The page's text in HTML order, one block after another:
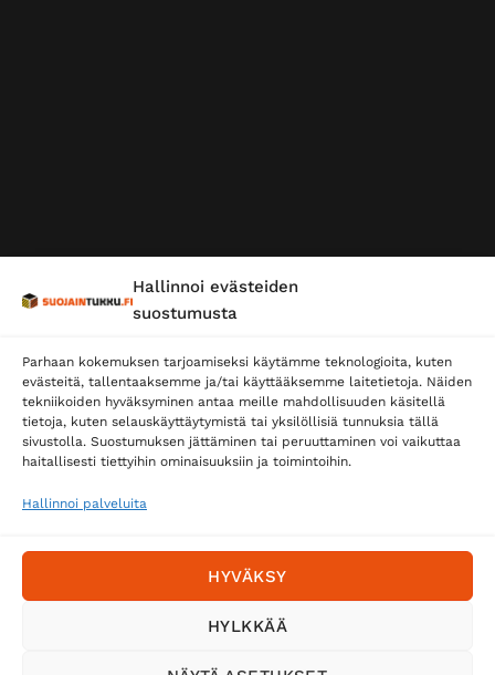
Hallinnoi evästeiden
suostumusta
Parhaan kokemuksen tarjoamiseksi käytämme teknologioita, kuten
evästeitä, tallentaaksemme ja/tai käyttääksemme laitetietoja. Näiden
tekniikoiden hyväksyminen antaa meille mahdollisuuden käsitellä
tietoja, kuten selauskäyttäytymistä tai yksilöllisiä tunnuksia tällä
sivustolla. Suostumuksen jättäminen tai peruuttaminen voi vaikuttaa
haitallisesti tiettyihin ominaisuuksiin ja toimintoihin.
Hallinnoi palveluita
HYVÄKSY
HYLKKÄÄ